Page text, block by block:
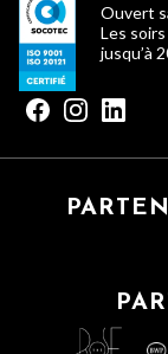
Ouvert
Les
jusqu’à